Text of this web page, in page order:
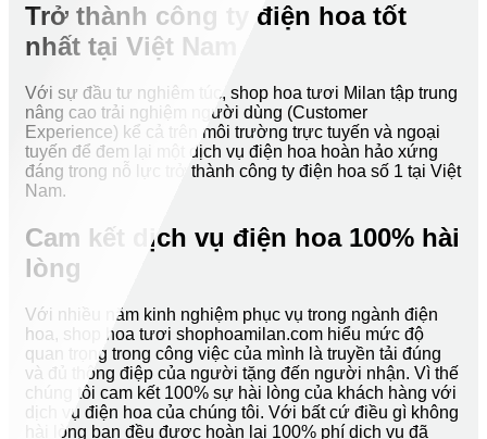
Trở thành công ty điện hoa tốt
nhất tại Việt Nam
Với sự đầu tư nghiêm túc, shop hoa tươi Milan tập trung
nâng cao trải nghiệm người dùng (Customer
Experience) kể cả trên môi trường trực tuyến và ngoại
tuyến để đem lại một dịch vụ điện hoa hoàn hảo xứng
đáng trong nỗ lực trở thành công ty điện hoa số 1 tại Việt
Nam.
Cam kết dịch vụ điện hoa 100% hài
lòng
Với nhiều năm kinh nghiệm phục vụ trong ngành điện
hoa, shop hoa tươi shophoamilan.com hiểu mức độ
quan trọng trong công việc của mình là truyền tải đúng
và đủ thông điệp của người tặng đến người nhận. Vì thế
chúng tôi cam kết 100% sự hài lòng của khách hàng với
dịch vụ điện hoa của chúng tôi. Với bất cứ điều gì không
hài lòng bạn đều được hoàn lại 100% phí dịch vụ đã